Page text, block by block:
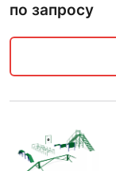
по запросу